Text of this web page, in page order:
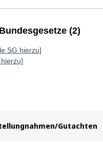
(2)
SG hierzu]
Gutachten